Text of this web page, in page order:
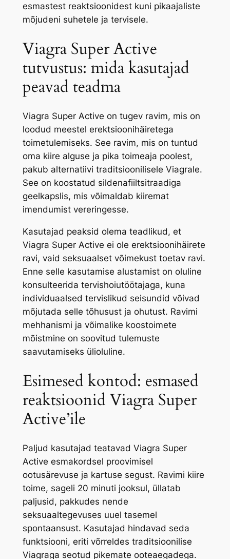
esmastest reaktsioonidest kuni pikaajaliste
mõjudeni suhetele ja tervisele.
Viagra Super Active
tutvustus: mida kasutajad
peavad teadma
Viagra Super Active on tugev ravim, mis on
loodud meestel erektsioonihäiretega
toimetulemiseks. See ravim, mis on tuntud
oma kiire alguse ja pika toimeaja poolest,
pakub alternatiivi traditsioonilisele Viagrale.
See on koostatud sildenafiiltsitraadiga
geelkapslis, mis võimaldab kiiremat
imendumist vereringesse.
Kasutajad peaksid olema teadlikud, et
Viagra Super Active ei ole erektsioonihäirete
ravi, vaid seksuaalset võimekust toetav ravi.
Enne selle kasutamise alustamist on oluline
konsulteerida tervishoiutöötajaga, kuna
individuaalsed tervislikud seisundid võivad
mõjutada selle tõhusust ja ohutust. Ravimi
mehhanismi ja võimalike koostoimete
mõistmine on soovitud tulemuste
saavutamiseks ülioluline.
Esimesed kontod: esmased
reaktsioonid Viagra Super
Active’ile
Paljud kasutajad teatavad Viagra Super
Active esmakordsel proovimisel
ootusärevuse ja kartuse segust. Ravimi kiire
toime, sageli 20 minuti jooksul, üllatab
paljusid, pakkudes nende
seksuaaltegevuses uuel tasemel
spontaansust. Kasutajad hindavad seda
funktsiooni, eriti võrreldes traditsioonilise
Viagraga seotud pikemate ooteaegadega.